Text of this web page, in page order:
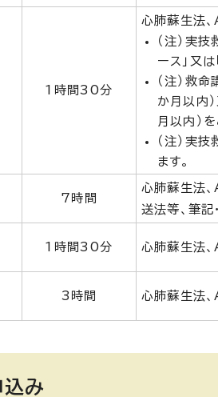
1時間30分
心肺蘇生法
（注）実
ース」又
（注）救
か月以内
月以内）
（注）実
ます。
7時間
心肺蘇生法
送法等、筆記
1時間30分 心肺蘇生法
3時間 心肺蘇生法
み